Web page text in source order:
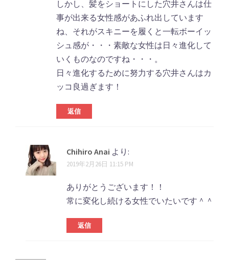
しかし、髪をショートにした穴井さんは仕
事が出来る女性感があふれ出しています
ね、それがスキニーを履くと一転ボーイッ
シュ感が・・・素敵な女性は日々進化して
いくものなのですね・・・。
日々進化するために努力する穴井さんはカ
ッコ良過ぎます！
返信
Chihiro Anai より:
2019年2月26日 11:15 PM
ありがとうございます！！
常に変化し続ける女性でいたいです＾＾
返信